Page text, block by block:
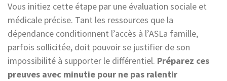
Vous initiez cette étape par une évaluation sociale et
médicale précise. Tant les ressources que la
dépendance conditionnent l’accès à l’ASLa famille,
parfois sollicitée, doit pouvoir se justifier de son
impossibilité à supporter le différentiel. Préparez ces
preuves avec minutie pour ne pas ralentir